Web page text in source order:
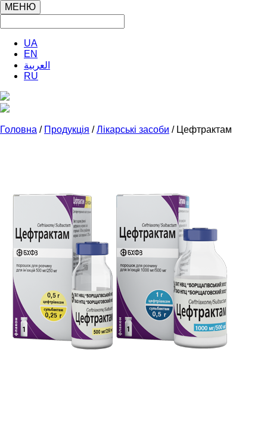
МЕНЮ
UA
EN
العربية
RU
Головна / Продукція /Лікарські засоби / Цефтрактам